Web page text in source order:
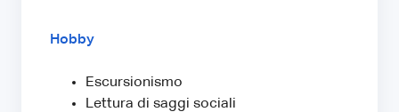
Hobby
Escursionismo
Lettura di saggi sociali